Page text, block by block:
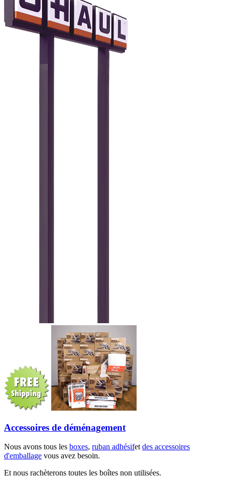
Accessoires de déménagement
Nous avons tous les boxes, ruban adhésifetdes accessoires
d'emballage vous avez besoin.
Et nous rachèterons toutes les boîtes non utilisées.